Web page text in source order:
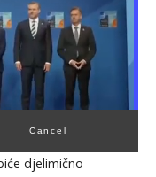
Cancel
djelimično